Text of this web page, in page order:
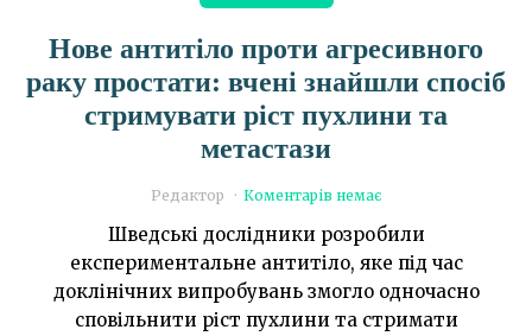
Нове антитіло проти агресивного
раку простати: вчені знайшли спосіб
стримувати ріст пухлини та
метастази
Редактор Коментарів немає
Шведські дослідники розробили
експериментальне антитіло, яке під час
доклінічних випробувань змогло одночасно
сповільнити ріст пухлини та стримати